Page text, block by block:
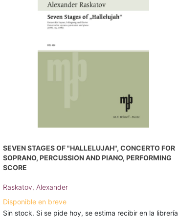
SEVEN STAGES OF "HALLELUJAH", CONCERTO FOR
SOPRANO, PERCUSSION AND PIANO, PERFORMING
SCORE
Raskatov, Alexander
Disponible en breve
Sin stock. Si se pide hoy, se estima recibir en la librería